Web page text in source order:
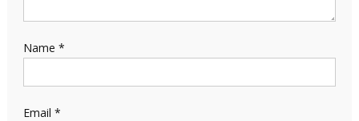
Name *
Email *